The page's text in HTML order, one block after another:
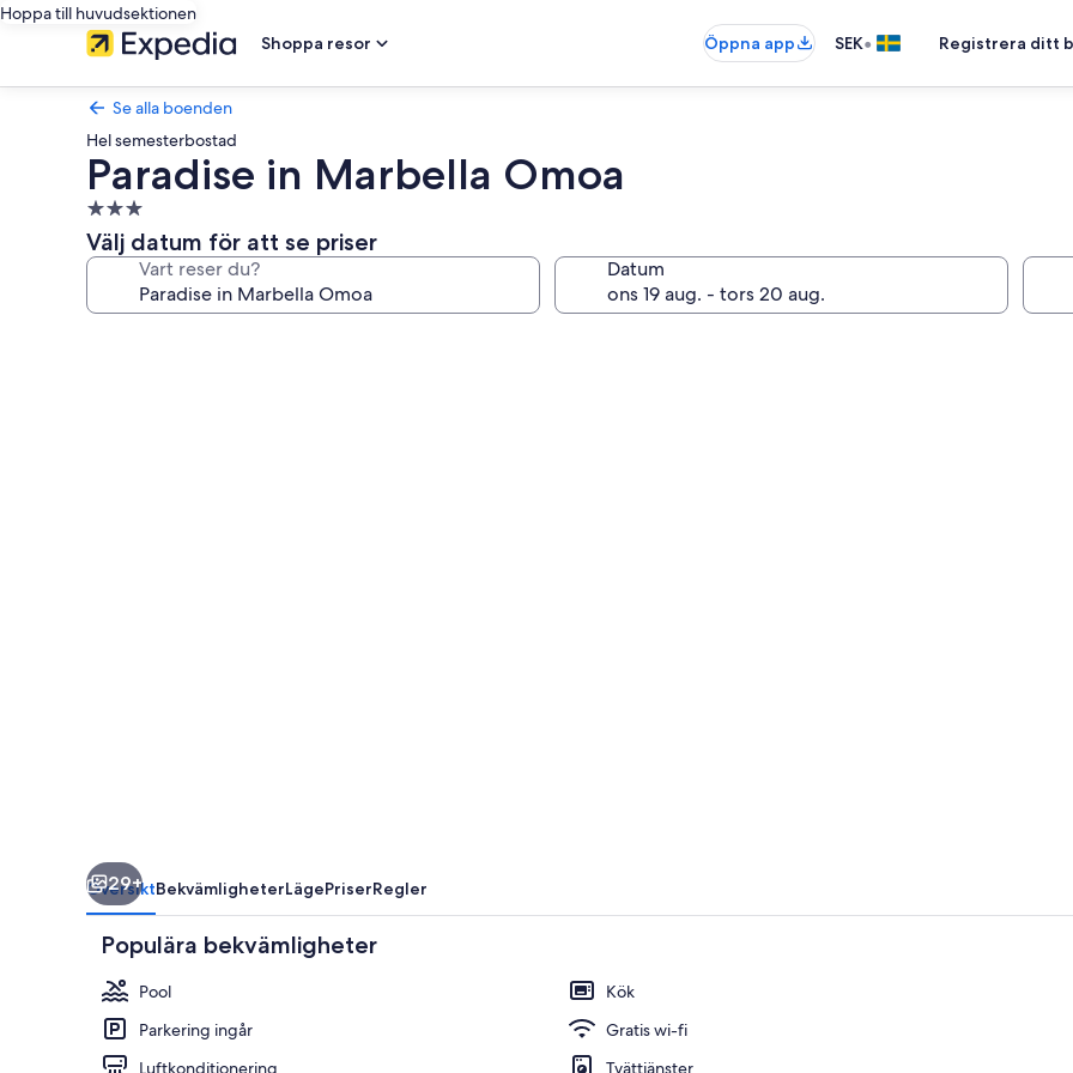
Hoppa till huvudsektionen
Shoppa resor
Öppna app SEK• Registrera ditt
Se alla boenden
Hel semesterbostad
Paradise in Marbella Omoa
3.0-
stjärnigt
boende
Välj datum för att se priser
Vart reser du? Datum
Villa
29+
ÖversiktBekvämligheterLägePriserRegler
Populära bekvämligheter
Pool
Kök
Parkering ingår
Gratis wi-fi
Luftkonditionering
Tvättjänster